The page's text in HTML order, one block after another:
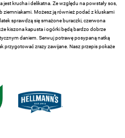
krucha i delikatna. Ze względu na powstały sos,
ziemniakami. Możesz ją również podać z kluskami
sprawdzą się smażone buraczki, czerwona
kiszona kapusta i ogórki będą bardzo dobrze
daniem. Serwuj potrawę posypaną natką
przygotować zrazy zawijane. Nasz przepis pokaże